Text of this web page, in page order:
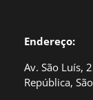
Endereço:
Av. São Luís,
República,